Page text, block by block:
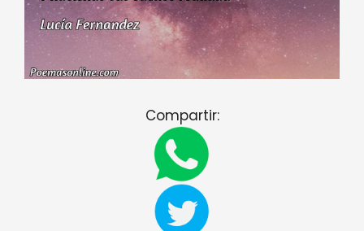
Compartir: